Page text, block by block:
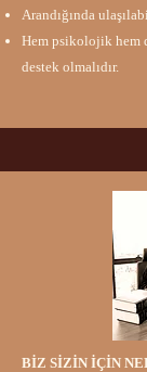
Arandığında
Hem psikolojik hem
destek olmalıdır​​.
BİZ SİZİN İÇİN